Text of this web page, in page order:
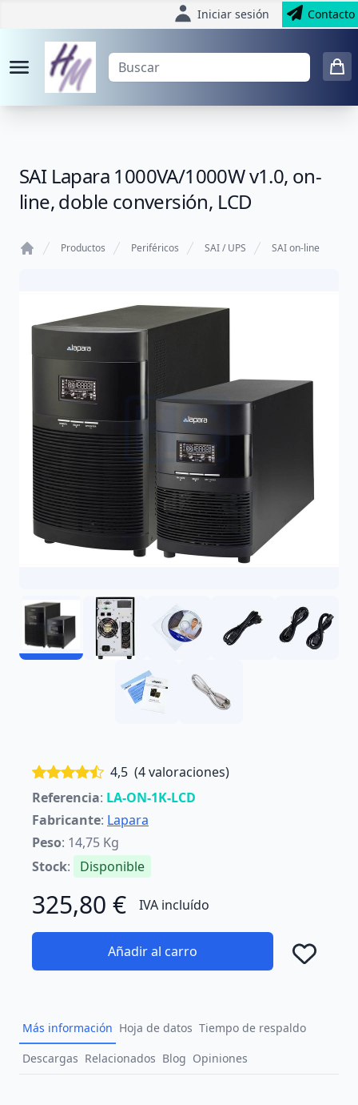
Iniciar sesión Contacto
SAI Lapara 1000VA/1000W v1.0, on-
line, doble conversión, LCD
Productos Periféricos SAI / UPS SAI on-line
4,5 (4 valoraciones)
Referencia: LA-ON-1K-LCD
Fabricante: Lapara
Peso: 14,75 Kg
Stock: Disponible
325,80 € IVA incluído
Añadir al carro
Más información Hoja de datos Tiempo de respaldo
Descargas Relacionados Blog Opiniones